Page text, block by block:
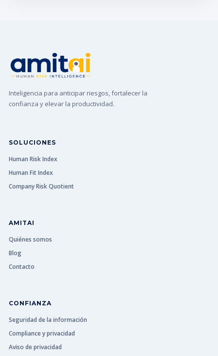
Inteligencia para anticipar riesgos, fortalecer la
confianza y elevar la productividad.
SOLUCIONES
Human Risk Index
Human Fit Index
Company Risk Quotient
AMITAI
Quiénes somos
Blog
Contacto
CONFIANZA
Seguridad de la información
Compliance y privacidad
Aviso de privacidad